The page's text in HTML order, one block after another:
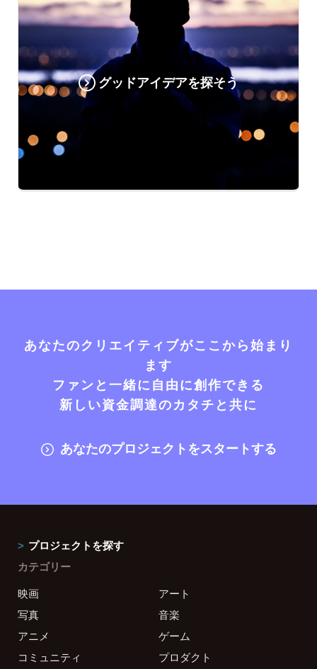
グッドアイデアを探そう
あなたのクリエイティブがここから始まり
ます
ファンと一緒に自由に創作できる
新しい資金調達のカタチと共に
あなたのプロジェクトをスタートする
プロジェクトを探す
カテゴリー
映画
アート
写真
音楽
アニメ
ゲーム
コミュニティ
プロダクト